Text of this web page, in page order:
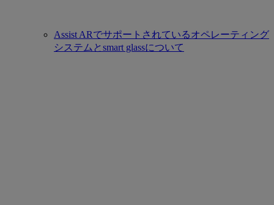
Assist ARでサポートされているオペレーティング
システムとsmart glassについて